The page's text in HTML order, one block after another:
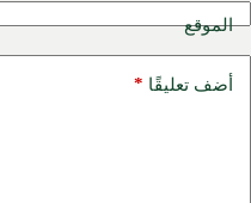
الموقع
أضف تعليقًا *